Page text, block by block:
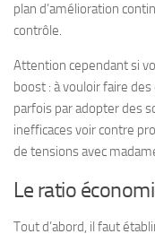
plan d’amélioration
contrôle.
Attention cependant si
boost : à vouloir faire
parfois par adopter des
inefficaces voir contre
de tensions avec
Le ratio
Tout d’abord, il faut